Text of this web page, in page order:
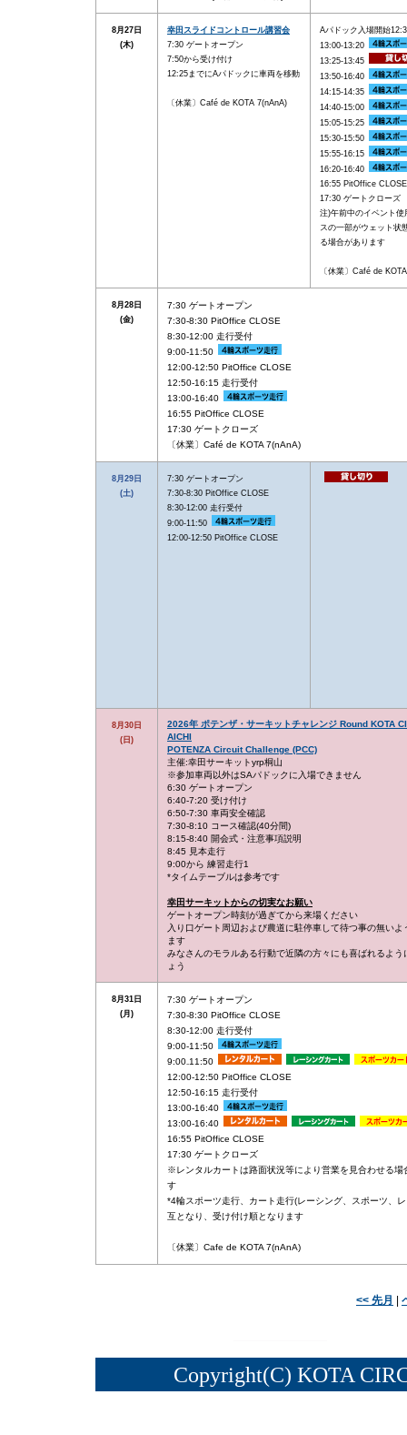
8月27日
(木)
幸田スライドコントロール講習会
7:30 ゲートオープン
7:50から受け付け
12:25までにAパドックに車両を移動
〔休業〕Café de KOTA 7(nAnA)
Aパドック入場開始
13:00-13:20
13:25-13:45
13:50-16:40
14:15-14:35
14:40-15:00
15:05-15:25
15:30-15:50
15:55-16:15
16:20-16:40
16:55 PitOffice CLOSE
17:30 ゲートクローズ
注)午前中のイベント使
スの一部がウェット状
る場合があります
〔休業〕Café de
8月28日
(金)
7:30 ゲートオープン
7:30-8:30 PitOffice CLOSE
8:30-12:00 走行受付
9:00-11:50
12:00-12:50 PitOffice CLOSE
12:50-16:15 走行受付
13:00-16:40
16:55 PitOffice CLOSE
17:30 ゲートクローズ
〔休業〕Café de KOTA 7(nAnA)
8月29日
(土)
7:30 ゲートオープン
7:30-8:30 PitOffice CLOSE
8:30-12:00 走行受付
9:00-11:50
12:00-12:50 PitOffice CLOSE
8月30日
(日)
2026年 ポテンザ・サーキットチャレンジ Round KOTA
AICHI
POTENZA Circuit Challenge (PCC)
主催:幸田サーキットyrp桐山
※参加車両以外はSAパドックに入場できません
6:30 ゲートオープン
6:40-7:20 受け付け
6:50-7:30 車両安全確認
7:30-8:10 コース確認(40分間)
8:15-8:40 開会式・注意事項説明
8:45 見本走行
9:00から 練習走行1
*タイムテーブルは参考です
幸田サーキットからの切実なお願い
ゲートオープン時刻が過ぎてから来場ください
入り口ゲート周辺および農道に駐停車して待つ事の無いよ
ます
みなさんのモラルある行動で近隣の方々にも喜ばれるよう
ょう
8月31日
(月)
7:30 ゲートオープン
7:30-8:30 PitOffice CLOSE
8:30-12:00 走行受付
9:00-11:50
9:00₋11:50
12:00-12:50 PitOffice CLOSE
12:50-16:15 走行受付
13:00-16:40
13:00-16:40
16:55 PitOffice CLOSE
17:30 ゲートクローズ
※レンタルカートは路面状況等により営業を見合わせる場
す
*4輪スポーツ走行、カート走行(レーシング、スポーツ、
互となり、受け付け順となります
〔休業〕Cafe de KOTA 7(nAnA)
<< 先月
Copyright(C) KOTA